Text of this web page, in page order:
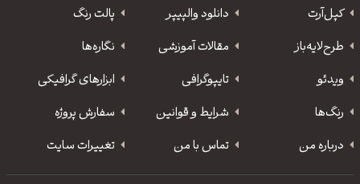
کپل‌آرت دانلود‌ والپیپر
پالت رنگ
طرح‌لایه‌باز
مقالات آموزشی
نگاره‌ها
ویدئو
‌تایپوگرافی
ابزارهای گرافیکی
رنگ‌ها
شرایط و قوانین
سفارش پروژه
درباره من
تماس با من تغییرات سایت